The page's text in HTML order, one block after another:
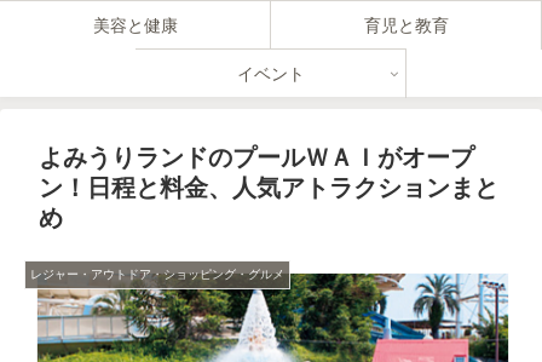
美容と健康 育児と教育
イベント
よみうりランドのプールＷＡＩがオープ
ン！日程と料金、人気アトラクションまと
め
レジャー・アウトドア・ショッピング・グルメ